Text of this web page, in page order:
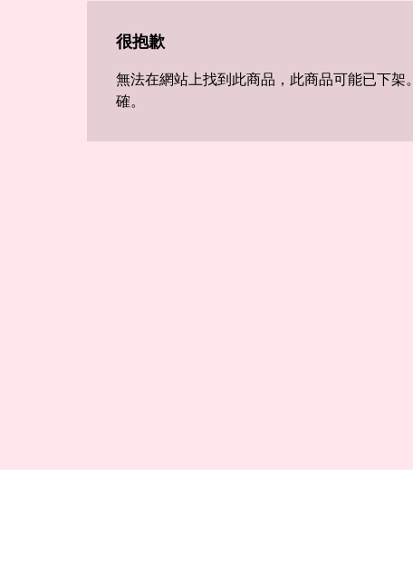
很抱歉
無法在網站上找到此商品，此商品可能已下架
確。